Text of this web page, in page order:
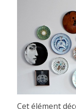
Cet élément